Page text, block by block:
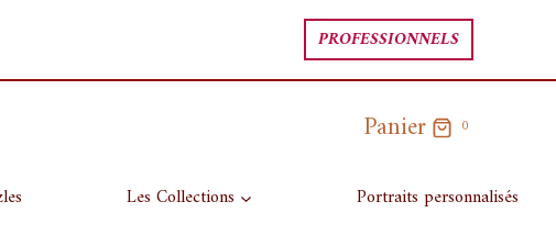
PROFESSIONNELS
Panier 0
Les Collections Portraits personnalisés